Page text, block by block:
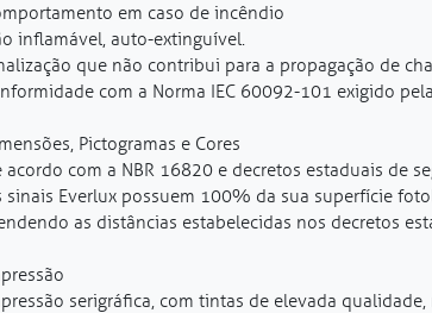
em caso de incêndio
inflamável, auto-extinguível.
que não contribui para a propagação de
com a Norma IEC 60092-101 exigido
Pictogramas e Cores
acordo com a NBR 16820 e decretos estaduais de
sinais Everlux possuem 100% da sua superfície
as distâncias estabelecidas nos decretos
serigráfica, com tintas de elevada qualidade,